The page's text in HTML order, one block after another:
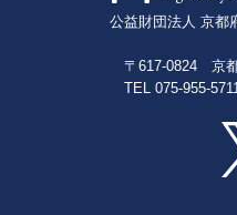
公益財団法人 京都
〒617-0824 京
TEL 075-955-